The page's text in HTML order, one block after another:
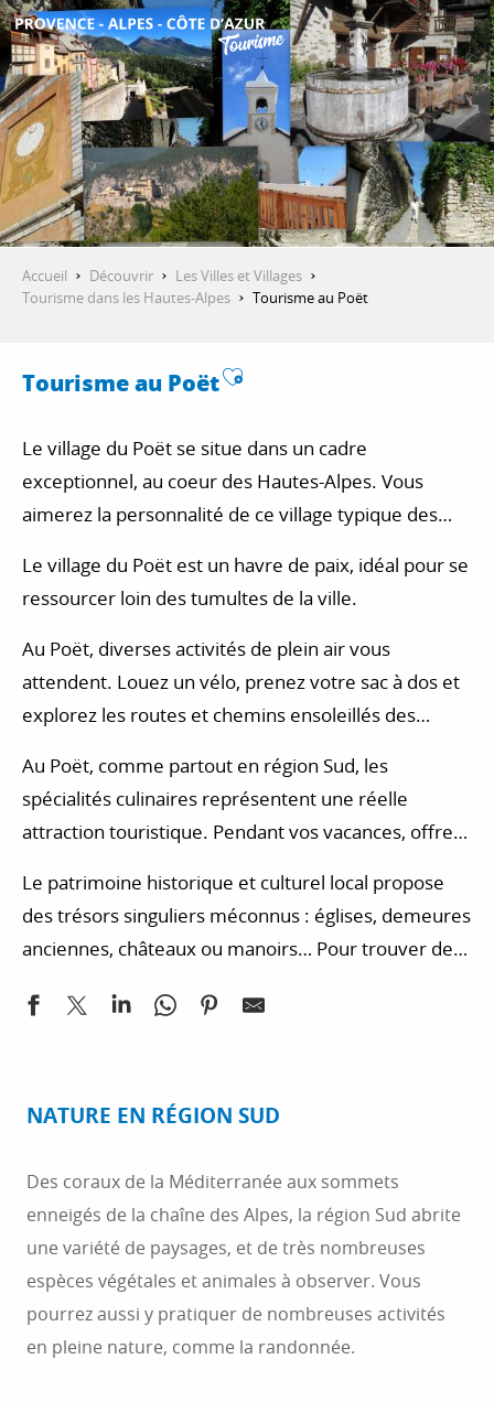
Aller
au
contenu
principal
DÉCOUVRIR
QUE FAIRE ?
SÉJOURNER
Accueil Découvrir
Les Villes et Villages
Tourisme dans les Hautes-Alpes
Tourisme au Poët
Tourisme au PoëtAjouter aux favoris
Le village du Poët se situe dans un cadre
exceptionnel, au coeur des Hautes-Alpes. Vous
aimerez la personnalité de ce village typique des
Le village du Poët est un havre de paix, idéal pour se
ressourcer loin des tumultes de la ville.
Au Poët, diverses activités de plein air vous
attendent. Louez un vélo, prenez votre sac à dos et
explorez les routes et chemins ensoleillés des
plein air ne manquent pas : baptême de l’air,
accrobranche, escalade, via ferrata…
Au Poët, comme partout en région Sud, les
spécialités culinaires représentent une réelle
attraction touristique. Pendant vos vacances, offrez-
marché local. Vous pourrez y rencontrer les
producteurs locaux et y déguster des fruits, des
légumes, des confiseries et d’autres spécialités
produites sur place.
Le patrimoine historique et culturel local propose
des trésors singuliers méconnus : églises, demeures
anciennes, châteaux ou manoirs… Pour trouver des
rapprocher de l’Office de Tourisme ou du Syndicat
la France. On y trouve aussi des hôtels et chambres
votre séjour en réservant un hébergement à votre
image.
NATURE EN RÉGION SUD
Des coraux de la Méditerranée aux sommets
enneigés de la chaîne des Alpes, la région Sud abrite
une variété de paysages, et de très nombreuses
espèces végétales et animales à observer. Vous
pourrez aussi y pratiquer de nombreuses activités
en pleine nature, comme la randonnée.